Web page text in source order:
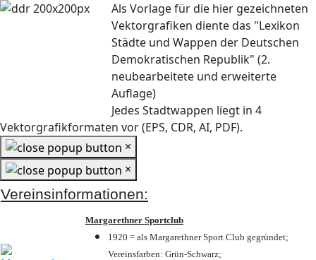
Als Vorlage für die hier gezeichneten
Vektorgrafiken diente das "Lexikon
Städte und Wappen der Deutschen
Demokratischen Republik" (2.
neubearbeitete und erweiterte
Auflage)
Jedes Stadtwappen liegt in 4
Vektorgrafikformaten vor (EPS, CDR, AI, PDF).
×
×
Vereinsinformationen:
Margarethner Sportclub
1920 = als Margarethner Sport Club gegründet;
Vereinsfarben: Grün-Schwarz;